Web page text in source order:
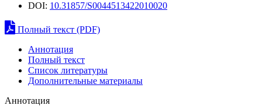
DOI: 10.31857/S0044513422010020
Полный текст (PDF)
Аннотация
Полный текст
Список литературы
Дополнительные материалы
Аннотация